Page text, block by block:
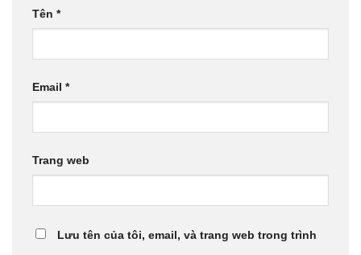
Tên *
Email *
Trang web
Lưu tên của tôi, email, và trang web trong trình